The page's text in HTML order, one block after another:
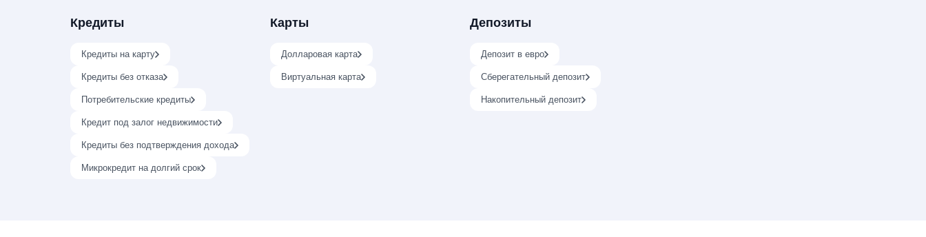
Кредиты
Кредиты на карту
Кредиты без отказа
Потребительские кредиты
Кредит под залог недвижимости
Кредиты без подтверждения дохода
Микрокредит на долгий срок
Карты
Долларовая карта
Виртуальная карта
Депозиты
Депозит в евро
Сберегательный депозит
Накопительный депозит